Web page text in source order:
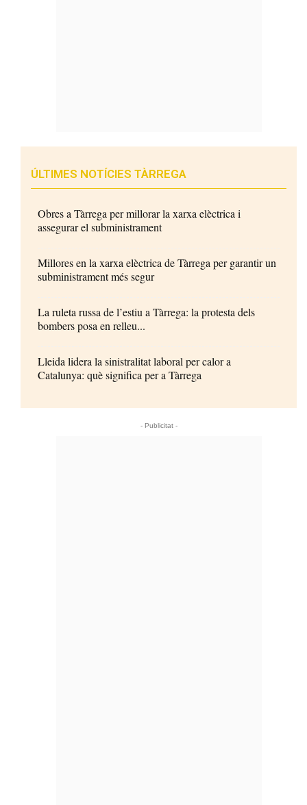
ÚLTIMES NOTÍCIES TÀRREGA
Obres a Tàrrega per millorar la xarxa elèctrica i
assegurar el subministrament
Millores en la xarxa elèctrica de Tàrrega per garantir un
subministrament més segur
La ruleta russa de l’estiu a Tàrrega: la protesta dels
bombers posa en relleu...
Lleida lidera la sinistralitat laboral per calor a
Catalunya: què significa per a Tàrrega
- Publicitat -